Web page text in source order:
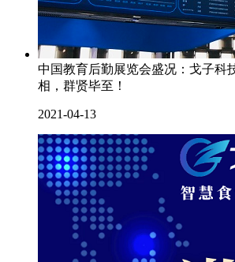
中国教育后勤展览会盛况：戈子科
相，群贤毕至！
2021-04-13